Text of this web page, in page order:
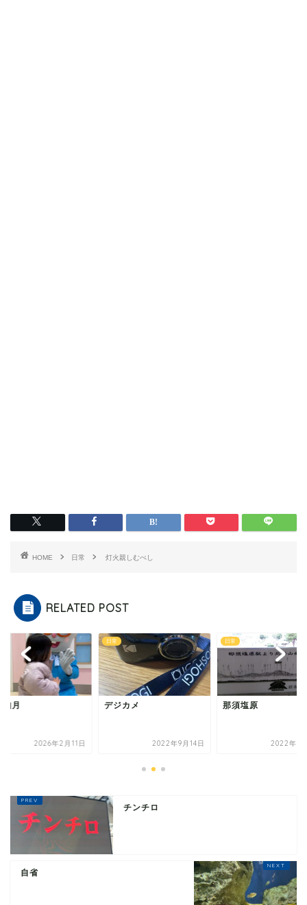
HOME 日常 灯火親しむべし
RELATED POST
如月
2026年2月11日
日常
デジカメ
2022年9月14日
日常
那須塩原
2022年9
チンチロ
自省